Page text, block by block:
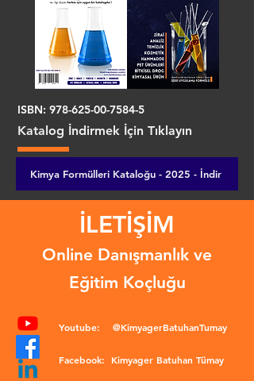
ISBN: 978-625-00-7584-5
Katalog İndirmek İçin Tıklayın
Kimya Formülleri Kataloğu - 2025 - İndir
İLETİŞİM
Online Danışmanlık ve
Eğitim Koçluğu
Youtube: @KimyagerBatuhanTumay
Facebook: Kimyager Batuhan Tümay